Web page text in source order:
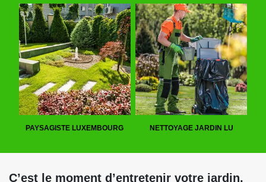
PAYSAGISTE LUXEMBOURG NETTOYAGE JARDIN LU
C’est le moment d’entretenir votre jardin,